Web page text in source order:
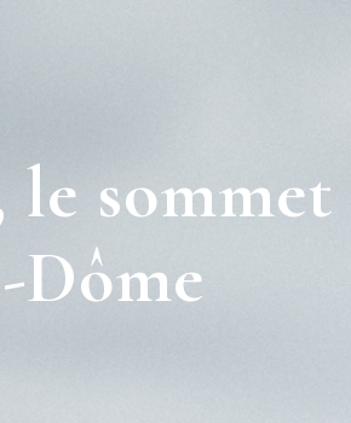
le sommet
Dôme